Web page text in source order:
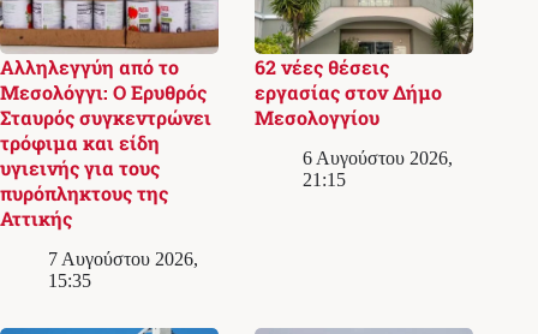
Αλληλεγγύη από το
Μεσολόγγι: Ο Ερυθρός
Σταυρός συγκεντρώνει
τρόφιμα και είδη
υγιεινής για τους
πυρόπληκτους της
Αττικής
7 Αυγούστου 2026,
15:35
62 νέες θέσεις
εργασίας στον Δήμο
Μεσολογγίου
6 Αυγούστου 2026,
21:15